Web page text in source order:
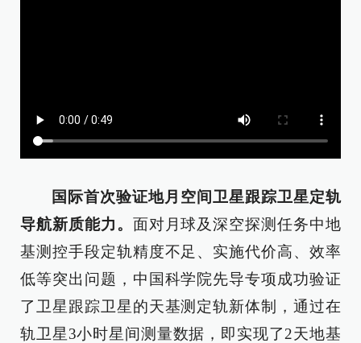
国际首次验证地月空间卫星跟踪卫星定轨
导航新质能力。 面对月球及深空探测任务中地
基测控手段定轨精度不足、实施代价高、效率
低等突出问题，中国科学院先导专项成功验证
了卫星跟踪卫星的天基测定轨新体制，通过在
轨卫星3小时星间测量数据，即实现了2天地基